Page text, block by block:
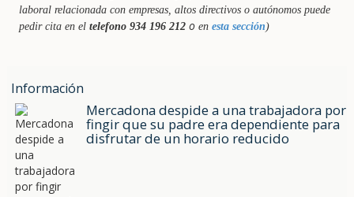
laboral relacionada con empresas, altos directivos o autónomos puede
pedir cita en el telefono 934 196 212oen esta sección)
Información
Mercadona despide a una trabajadora por
fingir que su padre era dependiente para
disfrutar de un horario reducido